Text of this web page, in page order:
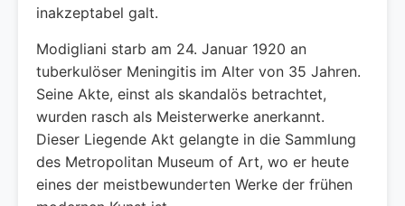
inakzeptabel galt.
Modigliani starb am 24. Januar 1920 an
tuberkulöser Meningitis im Alter von 35 Jahren.
Seine Akte, einst als skandalös betrachtet,
wurden rasch als Meisterwerke anerkannt.
Dieser Liegende Akt gelangte in die Sammlung
des Metropolitan Museum of Art, wo er heute
eines der meistbewunderten Werke der frühen